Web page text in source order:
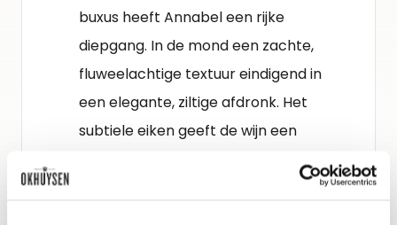
buxus heeft Annabel een rijke
diepgang. In de mond een zachte,
fluweelachtige textuur eindigend in
een elegante, ziltige afdronk. Het
subtiele eiken geeft de wijn een
fantastische diepte en complexiteit.